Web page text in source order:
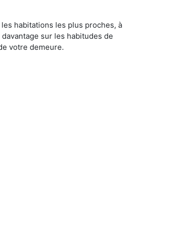
habitations les plus proches, à
sur les habitudes de
votre demeure.